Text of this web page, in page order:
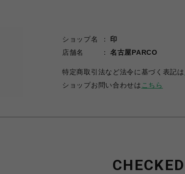
ショップ名
印
店舗名
名古屋PARCO
特定商取引法など法令に基づく表記は
ショップお問い合わせは こちら